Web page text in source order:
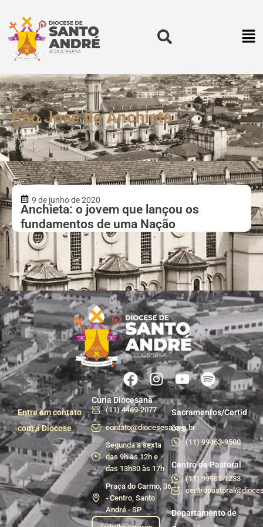
São José de Anchieta
9 de junho de 2020
Anchieta: o jovem que lançou os
fundamentos de uma Nação
Entre em contato
com a Diocese
Cúria Diocesana
(11) 4469-2077
contato@diocesesa.org.br
Segunda a sexta
das 9h às 12h e
das 13h30 às 17h
Praça do Carmo, 36
- Centro, Santo
André - SP
Sacramentos/Certid
ões
(11) 99463-9500
Centro de Pastoral
(11) 99981-1233
Departamento de